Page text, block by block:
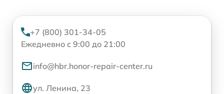
+7 (800) 301-34-05
Ежедневно с 9:00 до 21:00
info@hbr.honor-repair-center.ru
ул. Ленина, 23